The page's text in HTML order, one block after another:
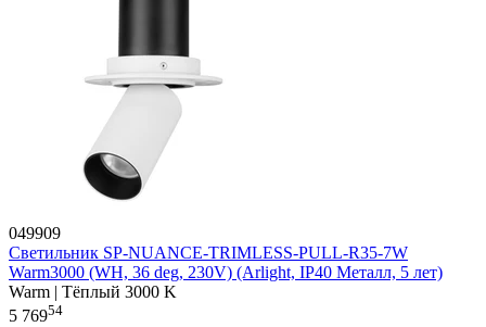
049909
Светильник SP-NUANCE-TRIMLESS-PULL-R35-7W
Warm3000 (WH, 36 deg, 230V) (Arlight, IP40 Металл, 5 лет)
Warm | Тёплый 3000 K
5 76954